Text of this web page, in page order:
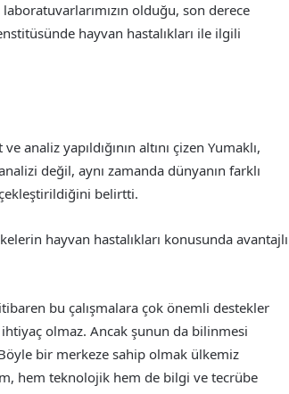
olduğu, son derece
hayvan hastalıkları ile ilgili
yapıldığının altını çizen Yumaklı,
değil, aynı zamanda dünyanın farklı
belirtti.
hayvan hastalıkları konusunda avantajlı
bu çalışmalara çok önemli destekler
olmaz. Ancak şunun da bilinmesi
bir merkeze sahip olmak ülkemiz
hem teknolojik hem de bilgi ve tecrübe